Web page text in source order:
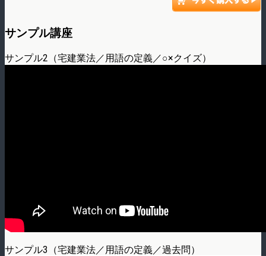
サンプル講座
サンプル2（宅建業法／用語の定義／○×クイズ）
サンプル3（宅建業法／用語の定義／過去問）